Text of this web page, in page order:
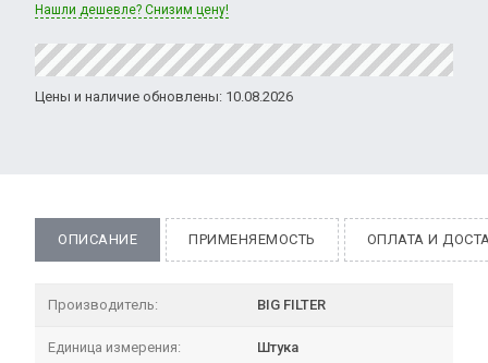
Нашли дешевле? Снизим цену!
Цены и наличие обновлены: 10.08.2026
ОПИСАНИЕ ПРИМЕНЯЕМОСТЬ ОПЛАТА И
Производитель: BIG FILTER
Единица измерения: Штука